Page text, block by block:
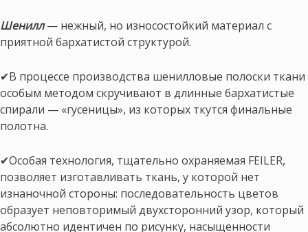
Шенилл— нежный, но износостойкий материал с
приятной бархатистой структурой.
✔В процессе производства шенилловые полоски ткани
особым методом скручивают в длинные бархатистые
спирали — «гусеницы», из которых ткутся финальные
полотна.
✔Особая технология, тщательно охраняемая FEILER,
позволяет изготавливать ткань, у которой нет
изнаночной стороны: последовательность цветов
образует неповторимый двухсторонний узор, который
абсолютно идентичен по рисунку, насыщенности